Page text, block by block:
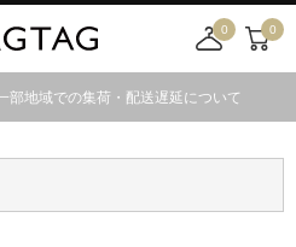
0
舗
カ
0
部地域での集荷・配送遅延について